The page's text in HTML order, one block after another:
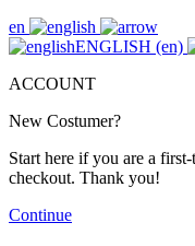
en
ENGLISH (en)
ACCOUNT
New Costumer?
Start here if you are a
checkout. Thank you!
Continue